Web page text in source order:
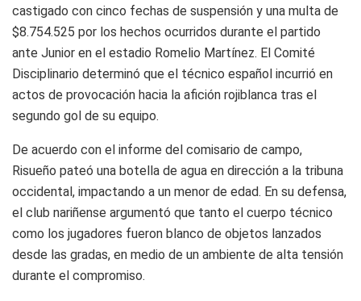
castigado con cinco fechas de suspensión y una multa de
$8.754.525 por los hechos ocurridos durante el partido
ante Junior en el estadio Romelio Martínez. El Comité
Disciplinario determinó que el técnico español incurrió en
actos de provocación hacia la afición rojiblanca tras el
segundo gol de su equipo.
De acuerdo con el informe del comisario de campo,
Risueño pateó una botella de agua en dirección a la tribuna
occidental, impactando a un menor de edad. En su defensa,
el club nariñense argumentó que tanto el cuerpo técnico
como los jugadores fueron blanco de objetos lanzados
desde las gradas, en medio de un ambiente de alta tensión
durante el compromiso.